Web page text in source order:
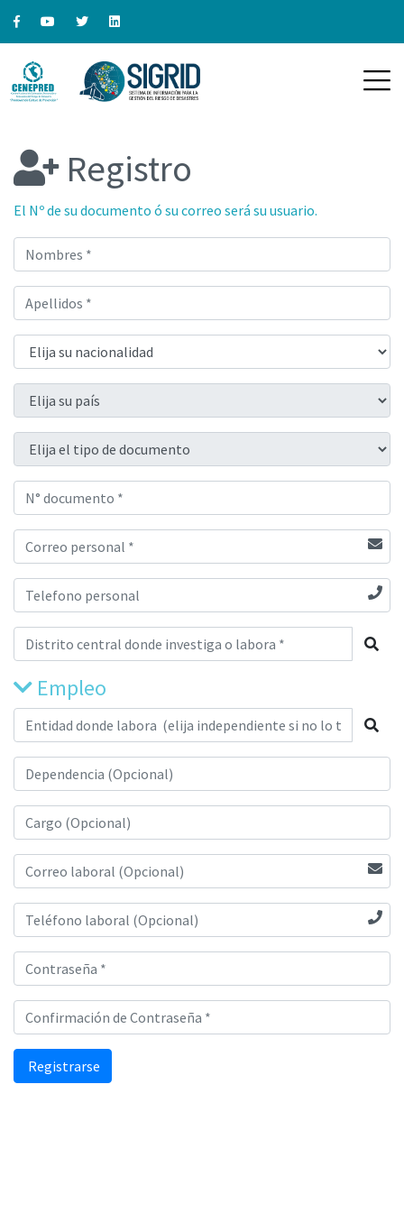
Registro
El Nº de su documento ó su correo será su usuario.
Empleo
Registrarse